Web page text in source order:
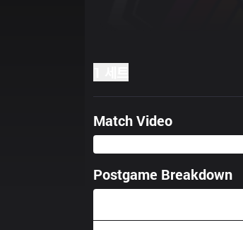
Match Video
Postgame Breakdown